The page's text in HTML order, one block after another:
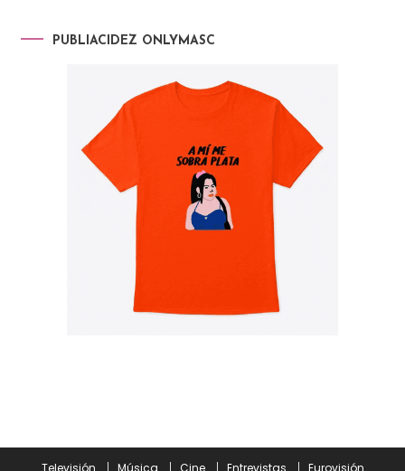
PUBLIACIDEZ ONLYMASC
Televisión Música Cine Entrevistas Eurovisión